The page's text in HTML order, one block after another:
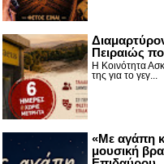
Πειραιώς
Η Κοινότητα
της για το γεγ...
«Με αγάπη
μουσική